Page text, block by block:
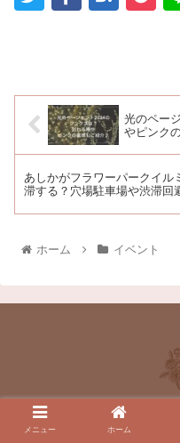
光のペー
やピンク
あしかがフラワーパークイル
滞する？穴場駐車場や渋滞回
ホーム イベント
プライバシーポリシー
メニュー ホーム